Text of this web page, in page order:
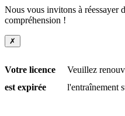
Nous vous invitons à réessayer
compréhension !
✗
Votre licence
est expirée
Veuillez
l'entraînement